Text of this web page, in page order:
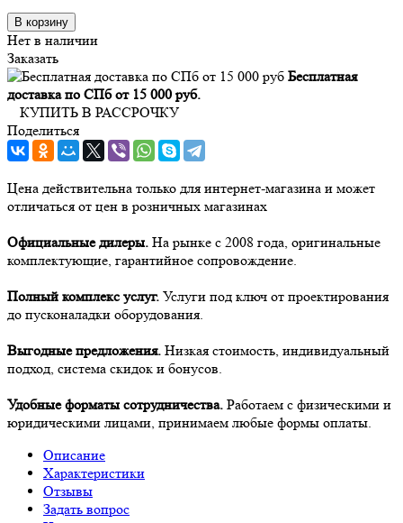
В корзину
Нет в наличии
Заказать
Бесплатная
доставка по СПб от 15 000 руб.
КУПИТЬ В РАССРОЧКУ
Поделиться
Цена действительна только для интернет-магазина и может
отличаться от цен в розничных магазинах
Официальные дилеры. На рынке с 2008 года, оригинальные
комплектующие, гарантийное сопровождение.
Полный комплекс услуг. Услуги под ключ от проектирования
до пусконаладки оборудования.
Выгодные предложения. Низкая стоимость, индивидуальный
подход, система скидок и бонусов.
Удобные форматы сотрудничества. Работаем с физическими и
юридическими лицами, принимаем любые формы оплаты.
Описание
Характеристики
Отзывы
Задать вопрос